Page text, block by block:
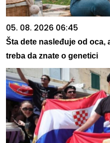
05. 08. 2026 06:45
Šta dete nasleđuje od oca,
treba da znate o genetici